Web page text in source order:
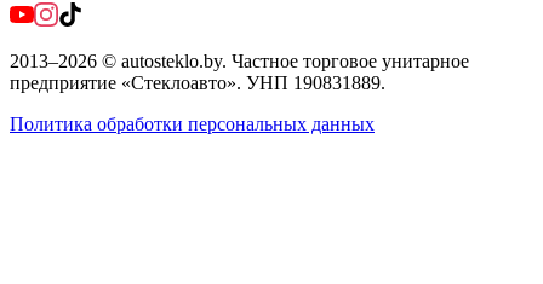
2013–2026 © autosteklo.by. Частное торговое унитарное
предприятие «Стеклоавто». УНП 190831889.
Политика обработки персональных данных